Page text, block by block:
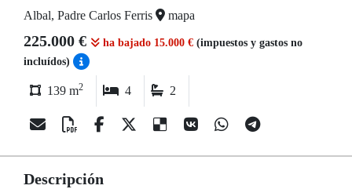
Albal, Padre Carlos Ferris mapa
225.000 € ha bajado 15.000 € (impuestos y gastos no
incluídos)
139 m2 4 2
Descripción